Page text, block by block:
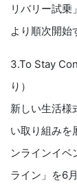
リバリー試乗
より順次開始
3.To Stay
り）
新しい生活様
い取り組みを
ンラインイベ
ライン」を6